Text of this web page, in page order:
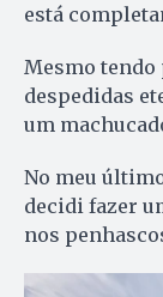
está
Mesmo
despedidas
um
No meu
decidi fazer
nos